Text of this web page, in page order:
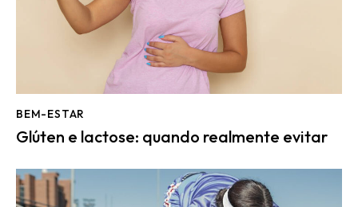
BEM-ESTAR
Glúten e lactose: quando realmente evitar